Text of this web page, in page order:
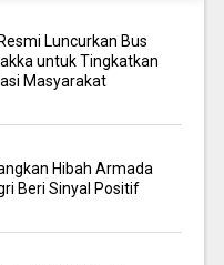
Luncurkan Bus
untuk Tingkatkan
Masyarakat
Hibah Armada
Beri Sinyal Positif